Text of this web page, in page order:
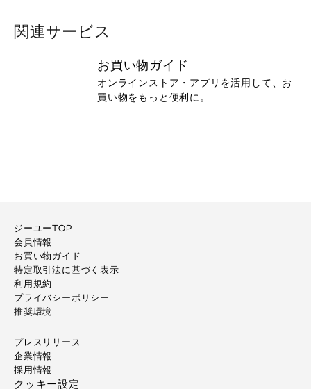
関連サービス
お買い物ガイド
オンラインストア・アプリを活用して、お
買い物をもっと便利に。
ジーユーTOP
会員情報
お買い物ガイド
特定取引法に基づく表示
利用規約
プライバシーポリシー
推奨環境
プレスリリース
企業情報
採用情報
クッキー設定